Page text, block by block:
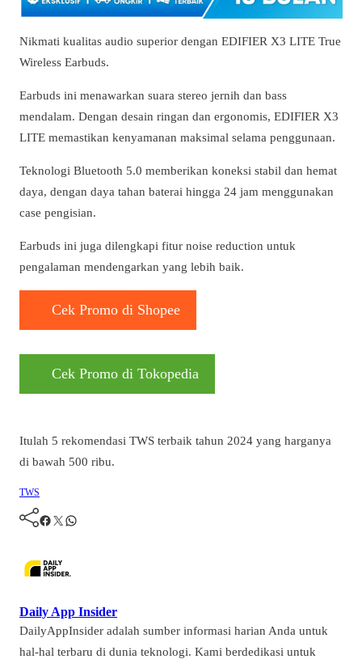
Nikmati kualitas audio superior dengan EDIFIER X3 LITE True
Wireless Earbuds.
Earbuds ini menawarkan suara stereo jernih dan bass
mendalam. Dengan desain ringan dan ergonomis, EDIFIER X3
LITE memastikan kenyamanan maksimal selama penggunaan.
Teknologi Bluetooth 5.0 memberikan koneksi stabil dan hemat
daya, dengan daya tahan baterai hingga 24 jam menggunakan
case pengisian.
Earbuds ini juga dilengkapi fitur noise reduction untuk
pengalaman mendengarkan yang lebih baik.
Cek Promo di Shopee
Cek Promo di Tokopedia
Itulah 5 rekomendasi TWS terbaik tahun 2024 yang harganya
di bawah 500 ribu.
TWS
Facebook Twitter WhatsApp
Daily App Insider
DailyAppInsider adalah sumber informasi harian Anda untuk
hal-hal terbaru di dunia teknologi. Kami berdedikasi untuk